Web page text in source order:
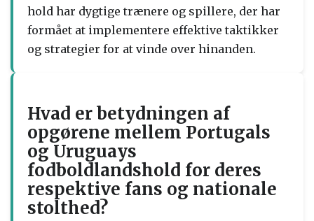
hold har dygtige trænere og spillere, der har
formået at implementere effektive taktikker
og strategier for at vinde over hinanden.
Hvad er betydningen af
opgørene mellem Portugals
og Uruguays
fodboldlandshold for deres
respektive fans og nationale
stolthed?